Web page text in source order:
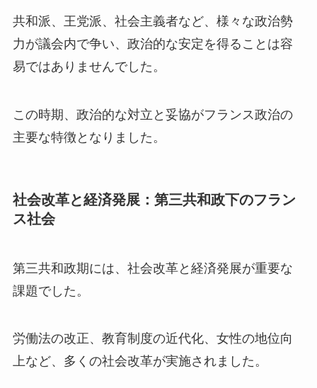
共和派、王党派、社会主義者など、様々な政治勢
力が議会内で争い、政治的な安定を得ることは容
易ではありませんでした。
この時期、政治的な対立と妥協がフランス政治の
主要な特徴となりました。
社会改革と経済発展：第三共和政下のフラン
ス社会
第三共和政期には、社会改革と経済発展が重要な
課題でした。
労働法の改正、教育制度の近代化、女性の地位向
上など、多くの社会改革が実施されました。